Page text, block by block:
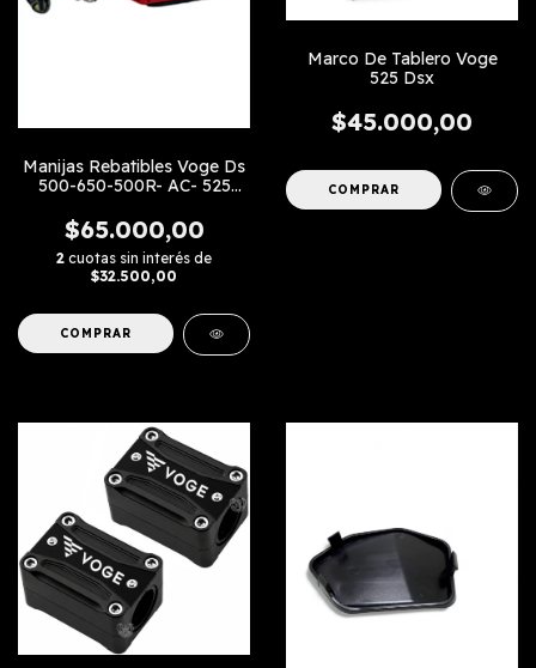
Manijas Rebatibles Voge Ds
500-650-500R- AC- 525
$65.000,00
2 cuotas sin interés de
$32.500,00
COMPRAR
Marco De Tablero Voge
525 Dsx
$45.000,00